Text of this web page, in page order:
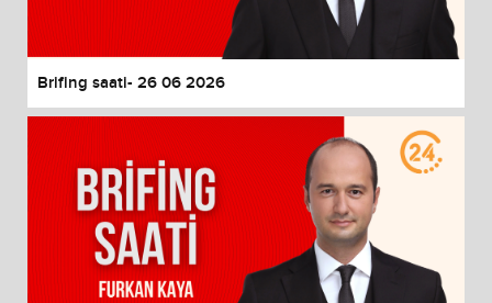
Brifing saati- 26 06 2026